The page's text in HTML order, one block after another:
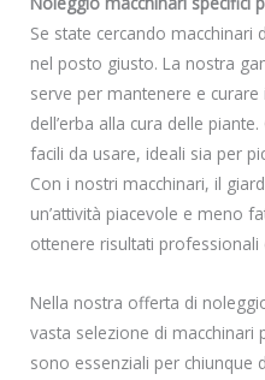
Se state cercando macchinari
nel posto giusto. La nostra
serve per mantenere e
dell’erba alla cura delle
facili da usare, ideali sia per
Con i nostri macchinari, il
un’attività piacevole e meno
ottenere risultati
Nella nostra offerta di
vasta selezione di macchinari
sono essenziali per chiunque